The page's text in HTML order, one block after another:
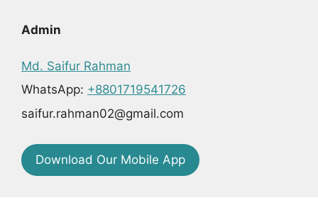
Admin
Md. Saifur Rahman
WhatsApp: +8801719541726
saifur.rahman02@gmail.com
Download Our Mobile App